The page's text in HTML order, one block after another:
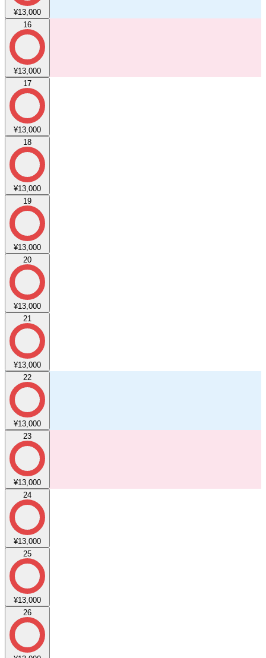
¥13,000
16
¥13,000
17
¥13,000
18
¥13,000
19
¥13,000
20
¥13,000
21
¥13,000
22
¥13,000
23
¥13,000
24
¥13,000
25
¥13,000
26